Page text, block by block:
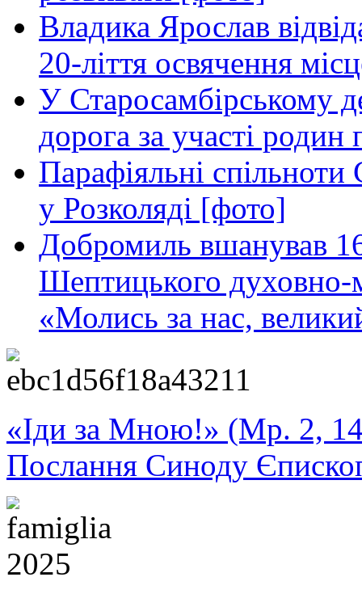
Владика Ярослав
20-ліття освячення
У Старосамбірському
дорога за участі
Парафіяльні
у Розколяді [фото]
Добромиль вшанував
Шептицького
«Молись за нас,
«Іди за Мною!» (Мр. 2,
Послання Синоду